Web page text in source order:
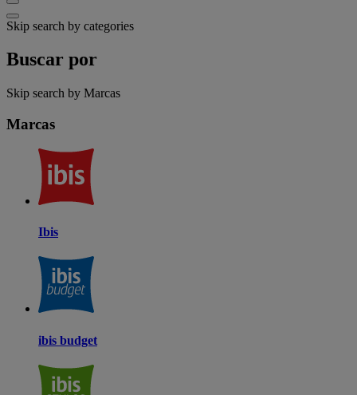
Skip search by categories
Buscar por
Skip search by Marcas
Marcas
Ibis
ibis budget